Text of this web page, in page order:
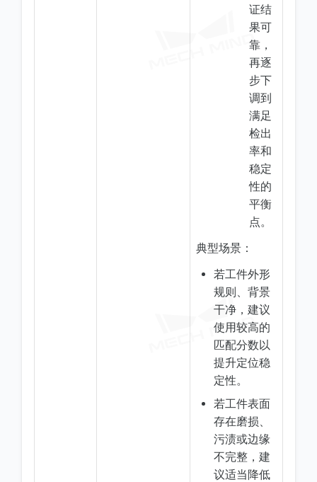
证结
果可
靠，
再逐
步下
调到
满足
检出
率和
稳定
性的
平衡
点。
典型场景：
若工件外形
规则、背景
干净，建议
使用较高的
匹配分数以
提升定位稳
定性。
若工件表面
存在磨损、
污渍或边缘
不完整，建
议适当降低